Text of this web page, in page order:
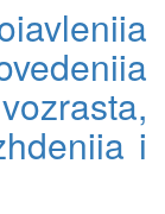
i